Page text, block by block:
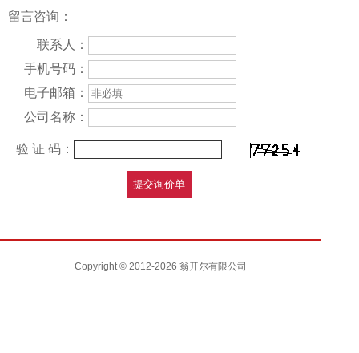
留言咨询：
联系人：
手机号码：
电子邮箱：
公司名称：
验 证 码：
Copyright © 2012-2026 翁开尔有限公司